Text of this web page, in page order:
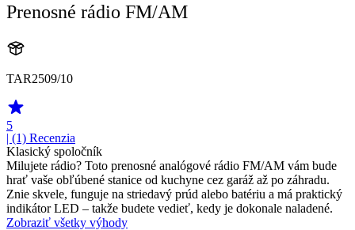
Prenosné rádio FM/AM
TAR2509/10
5
| (1) Recenzia
Klasický spoločník
Milujete rádio? Toto prenosné analógové rádio FM/AM vám bude
hrať vaše obľúbené stanice od kuchyne cez garáž až po záhradu.
Znie skvele, funguje na striedavý prúd alebo batériu a má praktický
indikátor LED – takže budete vedieť, kedy je dokonale naladené.
Zobraziť všetky výhody